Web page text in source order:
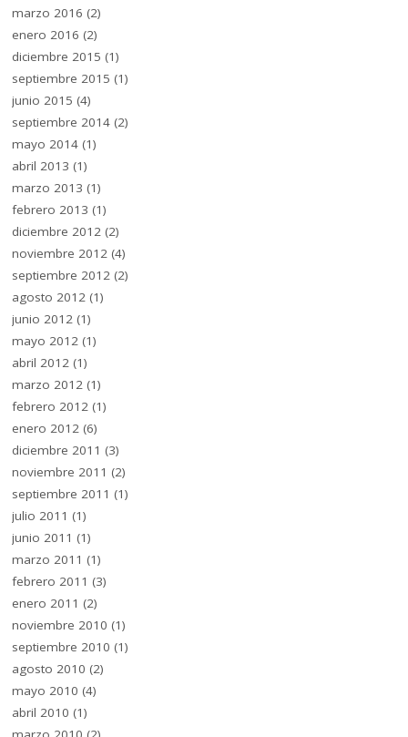
marzo 2016 (2)
enero 2016 (2)
diciembre 2015 (1)
septiembre 2015 (1)
junio 2015 (4)
septiembre 2014 (2)
mayo 2014 (1)
abril 2013 (1)
marzo 2013 (1)
febrero 2013 (1)
diciembre 2012 (2)
noviembre 2012 (4)
septiembre 2012 (2)
agosto 2012 (1)
junio 2012 (1)
mayo 2012 (1)
abril 2012 (1)
marzo 2012 (1)
febrero 2012 (1)
enero 2012 (6)
diciembre 2011 (3)
noviembre 2011 (2)
septiembre 2011 (1)
julio 2011 (1)
junio 2011 (1)
marzo 2011 (1)
febrero 2011 (3)
enero 2011 (2)
noviembre 2010 (1)
septiembre 2010 (1)
agosto 2010 (2)
mayo 2010 (4)
abril 2010 (1)